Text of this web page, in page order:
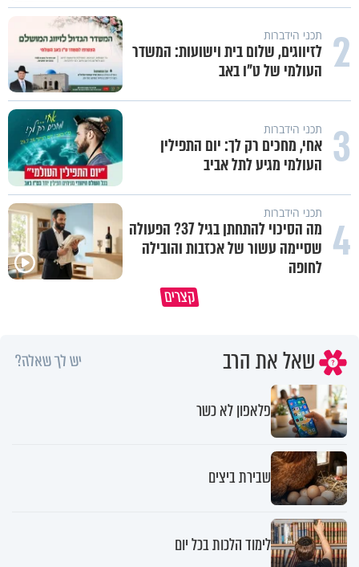
2 תכני הידברות
לזיווגים, שלום בית וישועות: המשדר
העולמי של ט"ו באב
3 תכני הידברות
אחי, מחכים רק לך: יום התפילין
העולמי מגיע לתל אביב
4 תכני הידברות
מה הסיכוי להתחתן בגיל 37? הפעולה
שסיימה עשור של אכזבות והובילה
לחופה
קצרים
פגיעה עצמית וחרדות – איך מכילים
את זה? זוגיות במבחן, הפעם עם
איך אתה מראה לקב״ה את
שאל את הרב יש לך שאלה?
פלאפון לא כשר
שבירת ביצים
לימוד הלכות בכל יום